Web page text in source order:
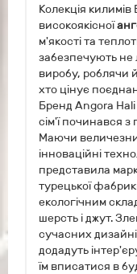
Колекція
високоякісної
м'якості та
забезпечують не
виробу, роблячи
хто цінує
Бренд Angora Hali
сім'ї починався з
Маючи
інноваційні
представила
турецької
екологічним
шерсть і джут.
сучасних
додадуть
їм вписатися в